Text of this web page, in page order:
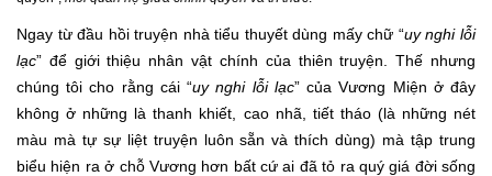
Ngay từ đầu hồi truyện nhà tiểu thuyết dùng mấy chữ “uy nghi lỗi
lạc” để giới thiệu nhân vật chính của thiên truyện. Thế nhưng
chúng tôi cho rằng cái “uy nghi lỗi lạc” của Vương Miện ở đây
không ở những là thanh khiết, cao nhã, tiết tháo (là những nét
màu mà tự sự liệt truyện luôn sẵn và thích dùng) mà tập trung
biểu hiện ra ở chỗ Vương hơn bất cứ ai đã tỏ ra quý giá đời sống